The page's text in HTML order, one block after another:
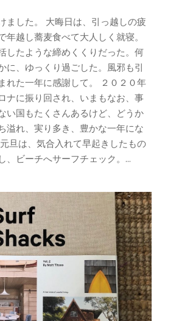
ました。 大晦日は、引っ越しの疲
年越し蕎麦食べて大人しく就寝。
したような締めくくりだった。何
に、ゆっくり過ごした。風邪も引
れた一年に感謝して。 ２０２０年
ナに振り回され、いまもなお、事
い国もたくさんあるけど、どうか
溢れ、実り多き、豊かな一年にな
旦は、気合入れて早起きしたもの
、ビーチへサーフチェック。...